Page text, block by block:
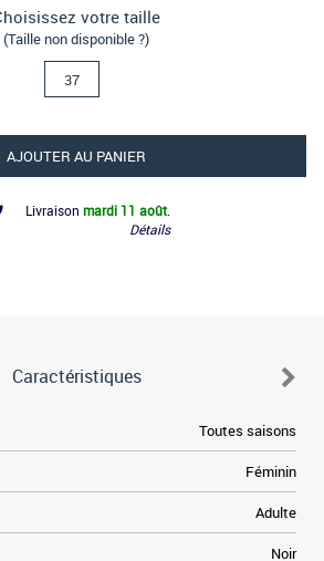
votre taille
(Taille non disponible ?)
37
AJOUTER AU PANIER
Livraison mardi 11 août
Détails
Caractéristiques
Toutes saisons
Féminin
Adulte
Noir